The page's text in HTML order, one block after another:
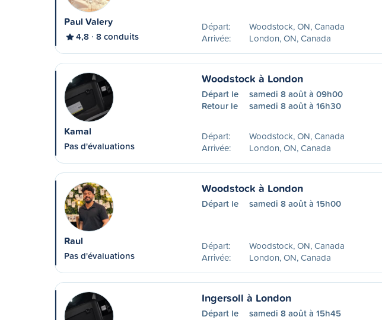
Paul Valery
4,8 8 conduits
Départ:
Woodstock, ON, Canada
Arrivée:
London, ON, Canada
Kamal
Pas d'évaluations
Woodstock à London
Départ le
samedi 8 août à 09h00
Retour le
samedi 8 août à 16h30
Départ:
Woodstock, ON, Canada
Arrivée:
London, ON, Canada
Raul
Pas d'évaluations
Woodstock à London
Départ le samedi 8 août à 15h00
Départ:
Woodstock, ON, Canada
Arrivée:
London, ON, Canada
Ingersoll à London
Départ le samedi 8 août à 15h45